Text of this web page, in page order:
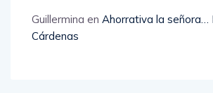
Guillermina en Ahorrativa la señora…
Cárdenas